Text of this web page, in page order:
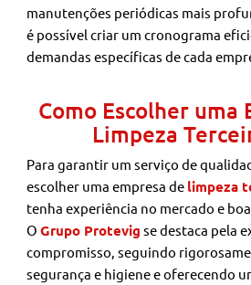
manutenções periódicas mais
é possível criar um cronograma
demandas específicas de cada
Como Escolher uma
Limpeza
Para garantir um serviço de
escolher uma empresa de limpeza
tenha experiência no mercado e
OGrupo Protevig se destaca pela
compromisso, seguindo
segurança e higiene e oferecendo